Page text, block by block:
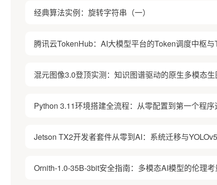
经典算法实例：旋转字符串（一）
腾讯云TokenHub：AI大模型平台的Token调度中枢
混元图像3.0登顶实测：知识图谱驱动的原生多模态
Python 3.11环境搭建全流程：从零配置到第一个程序
Jetson TX2开发者套件从零到AI：系统迁移与
Ornith-1.0-35B-3bit安全指南：多模态AI模型的伦理